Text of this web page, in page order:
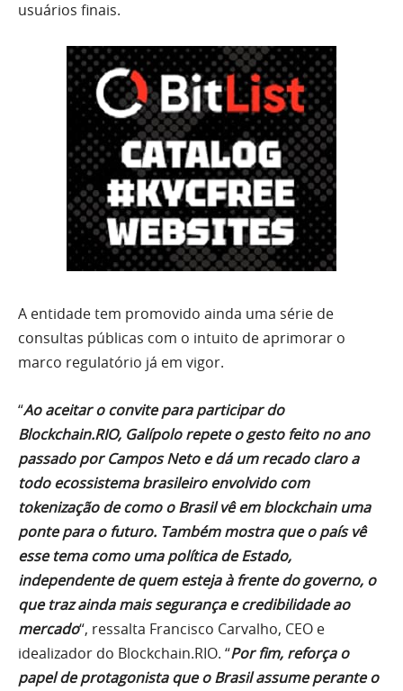
usuários finais.
A entidade tem promovido ainda uma série de
consultas públicas com o intuito de aprimorar o
marco regulatório já em vigor.
“Ao aceitar o convite para participar do
Blockchain.RIO, Galípolo repete o gesto feito no ano
passado por Campos Neto e dá um recado claro a
todo ecossistema brasileiro envolvido com
tokenização de como o Brasil vê em blockchain uma
ponte para o futuro. Também mostra que o país vê
esse tema como uma política de Estado,
independente de quem esteja à frente do governo, o
que traz ainda mais segurança e credibilidade ao
mercado“, ressalta Francisco Carvalho, CEO e
idealizador do Blockchain.RIO. “Por fim, reforça o
papel de protagonista que o Brasil assume perante o